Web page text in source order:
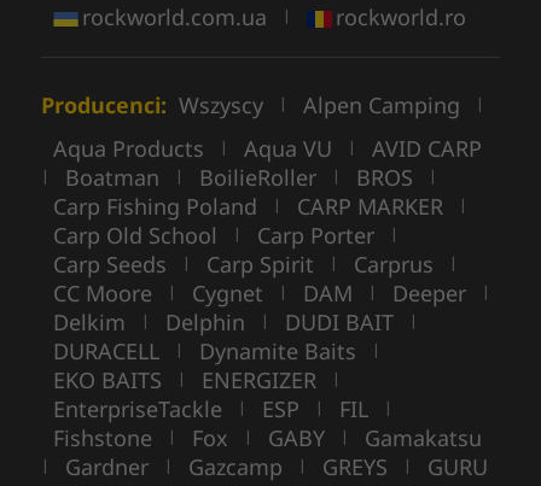
rockworld.com.ua | rockworld.ro
Producenci: Wszyscy | Alpen Camping |
Aqua Products | Aqua VU | AVID CARP
| Boatman | BoilieRoller | BROS |
Carp Fishing Poland | CARP MARKER |
Carp Old School | Carp Porter |
Carp Seeds | Carp Spirit | Carprus |
CC Moore | Cygnet | DAM | Deeper |
Delkim | Delphin | DUDI BAIT |
DURACELL | Dynamite Baits |
EKO BAITS | ENERGIZER |
EnterpriseTackle | ESP | FIL |
Fishstone | Fox | GABY | Gamakatsu
| Gardner | Gazcamp | GREYS | GURU